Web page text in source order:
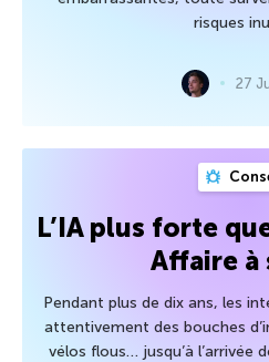
risques
27
L’IA plus forte
Affaire à
Pendant plus de dix ans, les
attentivement des bouches
vélos flous… jusqu’à l’arrivée